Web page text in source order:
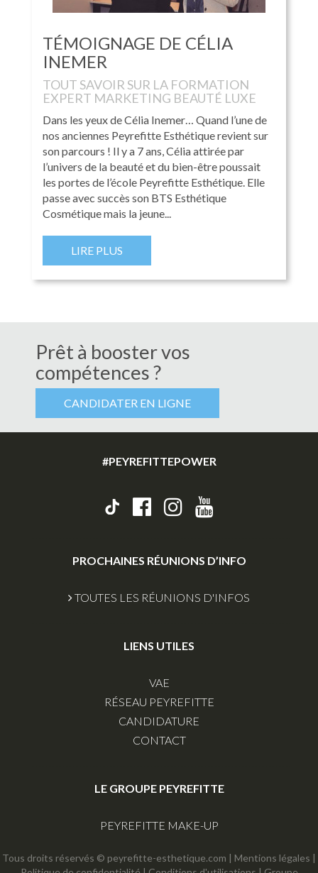
TÉMOIGNAGE DE CÉLIA
INEMER
TOUT SAVOIR SUR LA FORMATION
EXPERT MARKETING BEAUTÉ LUXE
Dans les yeux de Célia Inemer… Quand l’une de
nos anciennes Peyrefitte Esthétique revient sur
son parcours ! Il y a 7 ans, Célia attirée par
l’univers de la beauté et du bien-être poussait
les portes de l’école Peyrefitte Esthétique. Elle
passe avec succès son BTS Esthétique
Cosmétique mais la jeune...
LIRE PLUS
Prêt à booster vos
compétences ?
CANDIDATER EN LIGNE
#PEYREFITTEPOWER
PROCHAINES RÉUNIONS D’INFO
TOUTES LES RÉUNIONS D'INFOS
LIENS UTILES
VAE
RÉSEAU PEYREFITTE
CANDIDATURE
CONTACT
LE GROUPE PEYREFITTE
PEYREFITTE MAKE-UP
Tous droits réservés © peyrefitte-esthetique.com | Mentions légales |